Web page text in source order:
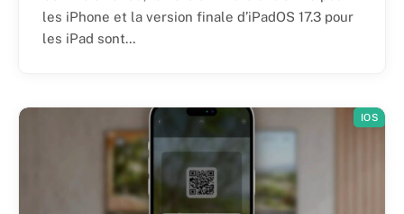
les iPhone et la version finale d’iPadOS 17.3 pour
les iPad sont…
IOS